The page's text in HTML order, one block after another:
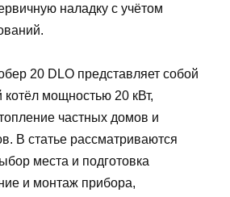
наладку с учётом
20 DLO представляет собой
мощностью 20 кВт,
частных домов и
В статье рассматриваются
места и подготовка
и монтаж прибора,